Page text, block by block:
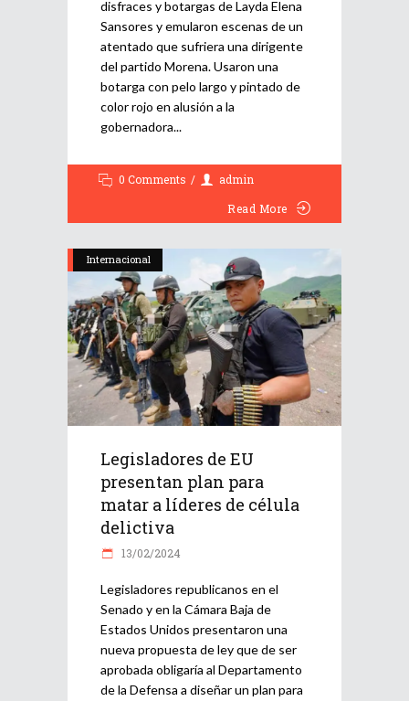
disfraces y botargas de Layda Elena
Sansores y emularon escenas de un
atentado que sufriera una dirigente
del partido Morena. Usaron una
botarga con pelo largo y pintado de
color rojo en alusión a la
gobernadora
0 Comments
admin
Read More
Internacional
Legisladores de EU
presentan plan para
matar a líderes de célula
delictiva
13/02/2024
Legisladores republicanos en el
Senado y en la Cámara Baja de
Estados Unidos presentaron una
nueva propuesta de ley que de ser
aprobada obligaría al Departamento
de la Defensa a diseñar un plan para